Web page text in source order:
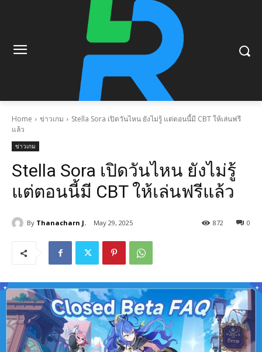
Home ข่าวเกม
Stella Sora เปิดวันไหน ยังไม่รู้ แต่ตอนนี้มี CBT ให้เล่นฟรี
แล้ว
ข่าวเกม
Stella Sora เปิดวันไหน ยังไม่รู้
แต่ตอนนี้มี CBT ให้เล่นฟรีแล้ว
By Thanacharn J. May 29, 2025 0
872